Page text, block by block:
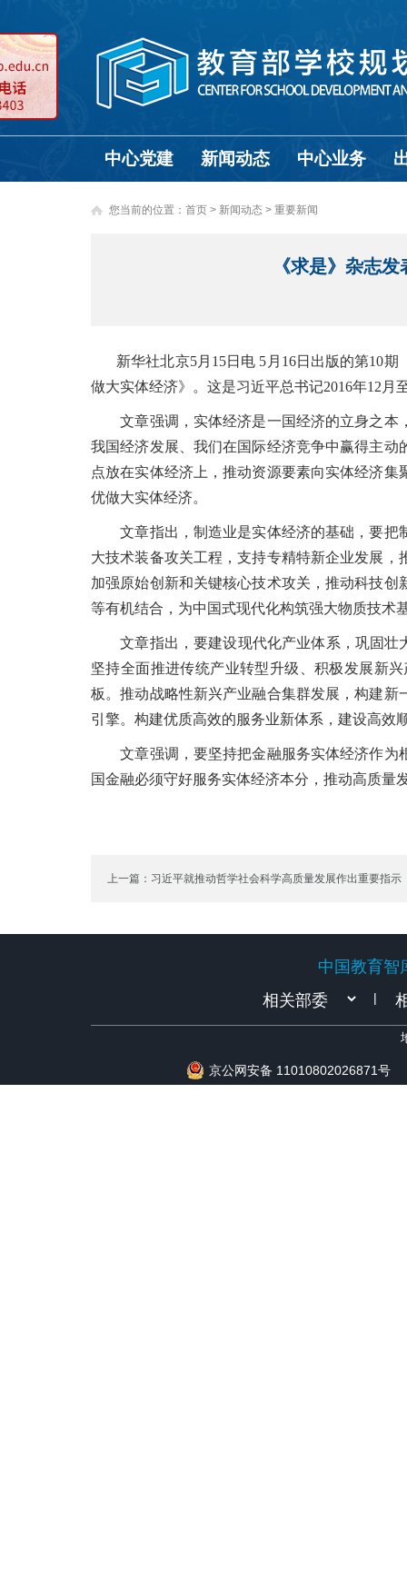
中心党建 新闻动态 中心业务
您当前的位置： 首页 > 新闻动态 > 重要新闻
《求是》杂志
新华社北京5月15日电 5月16日出版的第10
做大实体经济》。这是习近平总书记2016年12月
文章强调，实体经济是一国经济的立身之本
我国经济发展、我们在国际经济竞争中赢得主
点放在实体经济上，推动资源要素向实体经济
优做大实体经济。
文章指出，制造业是实体经济的基础，要把
大技术装备攻关工程，支持专精特新企业发展
加强原始创新和关键核心技术攻关，推动科技
等有机结合，为中国式现代化构筑强大物质技术
文章指出，要建设现代化产业体系，巩固壮
坚持全面推进传统产业转型升级、积极发展新
板。推动战略性新兴产业融合集群发展，构建
引擎。构建优质高效的服务业新体系，建设高效
文章强调，要坚持把金融服务实体经济作为
国金融必须守好服务实体经济本分，推动高质量
上一篇：习近平就推动哲学社会科学高质量发展作出重要指示
中国教育智
|
京公网安备 11010802026871号